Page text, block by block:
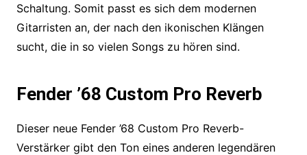
Schaltung. Somit passt es sich dem modernen
Gitarristen an, der nach den ikonischen Klängen
sucht, die in so vielen Songs zu hören sind.
Fender ’68 Custom Pro Reverb
Dieser neue Fender ’68 Custom Pro Reverb-
Verstärker gibt den Ton eines anderen legendären